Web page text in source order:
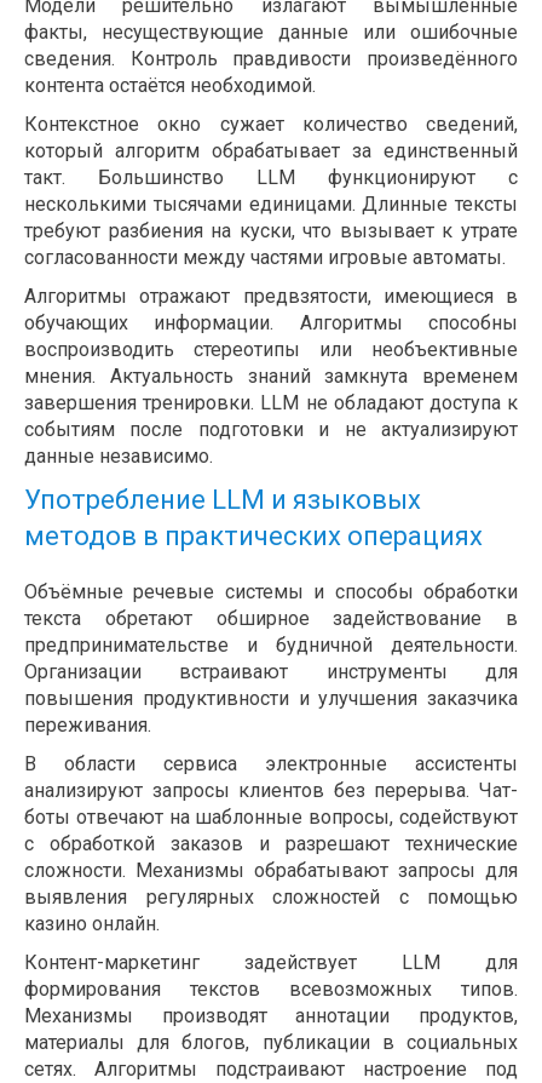
Модели решительно излагают вымышленные
факты, несуществующие данные или ошибочные
сведения. Контроль правдивости произведённого
контента остаётся необходимой.
Контекстное окно сужает количество сведений,
который алгоритм обрабатывает за единственный
такт. Большинство LLM функционируют с
несколькими тысячами единицами. Длинные тексты
требуют разбиения на куски, что вызывает к утрате
согласованности между частями игровые автоматы.
Алгоритмы отражают предвзятости, имеющиеся в
обучающих информации. Алгоритмы способны
воспроизводить стереотипы или необъективные
мнения. Актуальность знаний замкнута временем
завершения тренировки. LLM не обладают доступа к
событиям после подготовки и не актуализируют
данные независимо.
Употребление LLM и языковых
методов в практических операциях
Объёмные речевые системы и способы обработки
текста обретают обширное задействование в
предпринимательстве и будничной деятельности.
Организации встраивают инструменты для
повышения продуктивности и улучшения заказчика
переживания.
В области сервиса электронные ассистенты
анализируют запросы клиентов без перерыва. Чат-
боты отвечают на шаблонные вопросы, содействуют
с обработкой заказов и разрешают технические
сложности. Механизмы обрабатывают запросы для
выявления регулярных сложностей с помощью
казино онлайн.
Контент-маркетинг задействует LLM для
формирования текстов всевозможных типов.
Механизмы производят аннотации продуктов,
материалы для блогов, публикации в социальных
сетях. Алгоритмы подстраивают настроение под